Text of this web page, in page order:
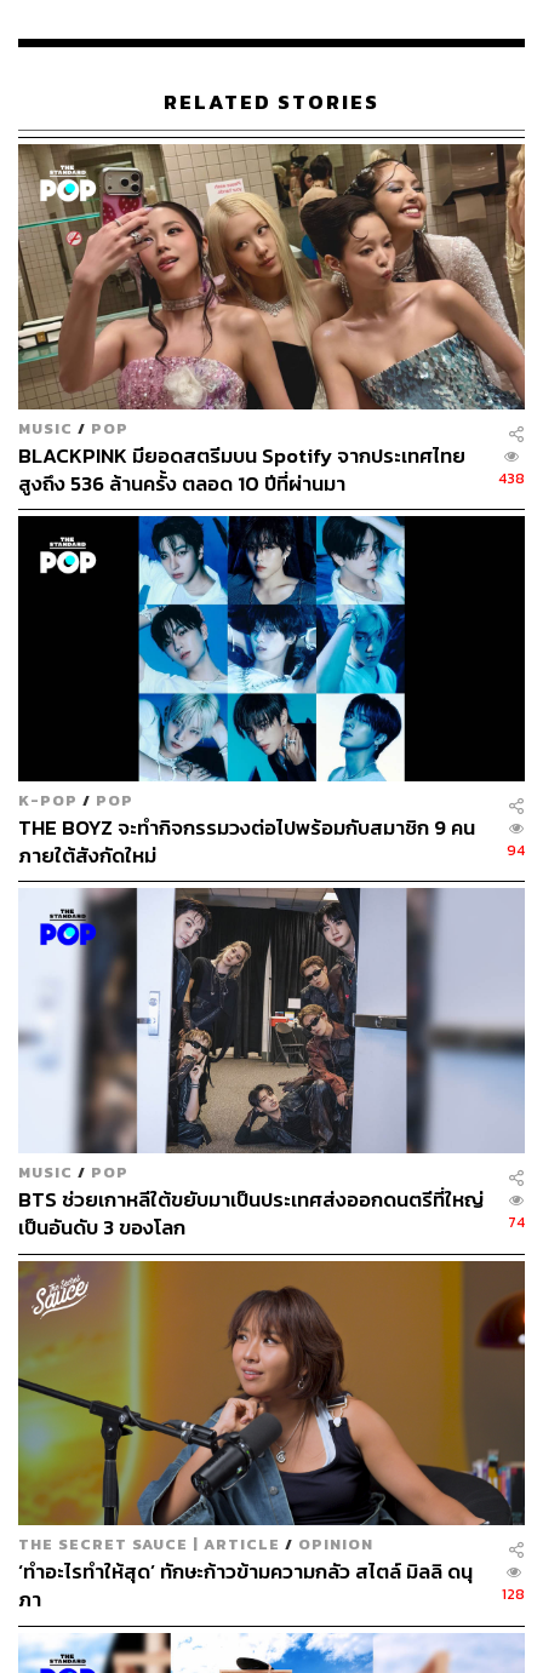
ABOUT THE AUTHOR
ภัทรณกัญ อนันเต่า
กองบรรณาธิการคัลเจอร์ สำนักข่าว THE
STANDARD
RELATED STORIES
MUSIC / POP
BLACKPINK มียอดสตรีมบน Spotify จากประเทศไทย
สูงถึง 536 ล้านครั้ง ตลอด 10 ปีที่ผ่านมา
438
K-POP / POP
THE BOYZ จะทำกิจกรรมวงต่อไปพร้อมกับสมาชิก 9 คน
ภายใต้สังกัดใหม่
94
MUSIC / POP
BTS ช่วยเกาหลีใต้ขยับมาเป็นประเทศส่งออกดนตรีที่ใหญ่
เป็นอันดับ 3 ของโลก
74
THE SECRET SAUCE | ARTICLE / OPINION
‘ทำอะไรทำให้สุด’ ทักษะก้าวข้ามความกลัว สไตล์ มิลลิ ดนุ
ภา
128